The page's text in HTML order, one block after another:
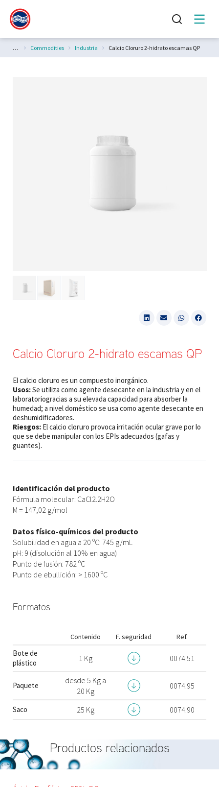
Estás aquí:Commodities Industria Calcio Cloruro 2-hidrato escamas QP
Calcio Cloruro 2-hidrato escamas QP
El calcio cloruro es un compuesto inorgánico.
Usos:Se utiliza como agente desecante en la industria y en el
laboratoriogracias a su elevada capacidad para absorber la
humedad; a nivel doméstico se usa como agente desecante en
deshumidificadores.
Riesgos: El calcio cloruro provoca irritación ocular grave por lo
que se debe manipular con los EPIs adecuados (gafas y
guantes).
Identificación del producto
Fórmula molecular: CaCl2.2H2O
M = 147,02 g/mol
Datos físico-químicos del producto
Solubilidad en agua a 20 ºC: 745 g/mL
pH: 9 (disolución al 10% en agua)
Punto de fusión: 782 ºC
Punto de ebullición: > 1600 ºC
Formatos
Contenido F. seguridad Ref.
Bote de
plástico
1 Kg 0074.51
Paquete
desde 5 Kg a
20 Kg
0074.95
Saco 25 Kg 0074.90
Productos relacionados